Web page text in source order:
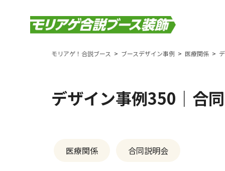
モリアゲ！合説ブース ブースデザイン事例 医療関係
デザイン事例350｜合
医療関係 合同説明会